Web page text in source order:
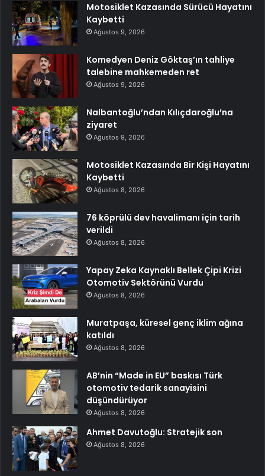
Motosiklet Kazasında Sürücü Hayatını
Kaybetti
Ağustos 9, 2026
Komedyen Deniz Göktaş’ın tahliye
talebine mahkemeden ret
Ağustos 9, 2026
Nalbantoğlu’ndan Kılıçdaroğlu’na
ziyaret
Ağustos 9, 2026
Motosiklet Kazasında Bir Kişi Hayatını
Kaybetti
Ağustos 8, 2026
76 köprülü dev havalimanı için tarih
verildi
Ağustos 8, 2026
Yapay Zeka Kaynaklı Bellek Çipi Krizi
Otomotiv Sektörünü Vurdu
Ağustos 8, 2026
Muratpaşa, küresel genç iklim ağına
katıldı
Ağustos 8, 2026
AB’nin “Made in EU” baskısı Türk
otomotiv tedarik sanayisini
düşündürüyor
Ağustos 8, 2026
Ahmet Davutoğlu: Stratejik son
Ağustos 8, 2026